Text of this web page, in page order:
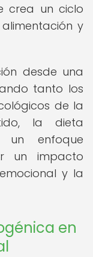
crea un ciclo
y
desde una
tanto los
de la
la dieta
un enfoque
un impacto
y la
en